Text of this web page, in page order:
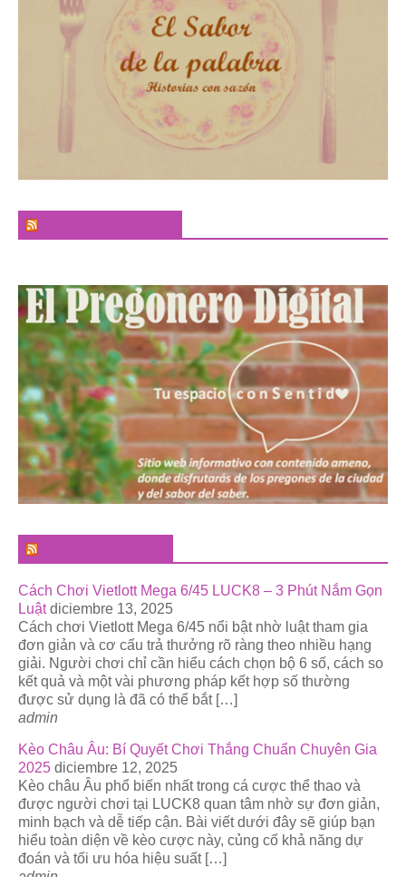
Cách Chơi Vietlott Mega 6/45 LUCK8 – 3 Phút Nắm Gọn
Luật diciembre 13, 2025
Cách chơi Vietlott Mega 6/45 nổi bật nhờ luật tham gia
đơn giản và cơ cấu trả thưởng rõ ràng theo nhiều hạng
giải. Người chơi chỉ cần hiểu cách chọn bộ 6 số, cách so
kết quả và một vài phương pháp kết hợp số thường
được sử dụng là đã có thể bắt […]
admin
Kèo Châu Âu: Bí Quyết Chơi Thắng Chuẩn Chuyên Gia
2025 diciembre 12, 2025
Kèo châu Âu phổ biến nhất trong cá cược thể thao và
được người chơi tại LUCK8 quan tâm nhờ sự đơn giản,
minh bạch và dễ tiếp cận. Bài viết dưới đây sẽ giúp bạn
hiểu toàn diện về kèo cược này, củng cố khả năng dự
đoán và tối ưu hóa hiệu suất […]